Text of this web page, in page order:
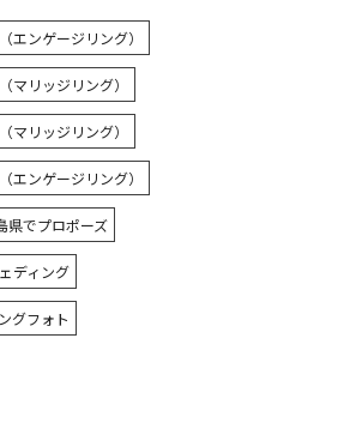
エンゲージリング）
マリッジリング）
マリッジリング）
エンゲージリング）
県でプロポーズ
ディング
グフォト